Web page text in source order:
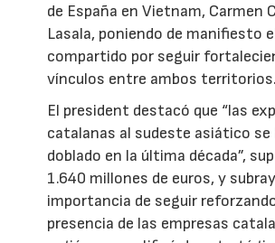
de España en Vietnam, Carmen
Lasala, poniendo de manifiesto
compartido por seguir
vínculos entre ambos territorios.
El president destacó que “las
catalanas al sudeste asiático se
doblado en la última década”,
1.640 millones de euros, y
importancia de seguir
presencia de las empresas